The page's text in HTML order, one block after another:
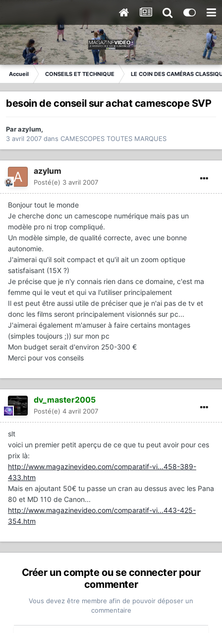
Accueil CONSEILS ET TECHNIQUE LE COIN DES CAMÉRAS
besoin de conseil sur achat camescope SVP
Parazylum,
3 avril 2007 dans CAMESCOPES TOUTES MARQUES
azylum
Posté(e) 3 avril 2007
Bonjour tout le monde
Je cherche donc un camescope numérique mais pas un
modèle pro ni trop compliqué.
Un modèle simple, de qualité correcte, avec une bonne
autonomie.
J'aimerai qu'il soit compact et qu'il ait un zoom optique
satisfaisant (15X ?)
Je précise que je n'y connais rien dans ce domaine, c'est ma
femme qui le veut et qui va l'utiliser principalement
Il est peut être aussi utile de préciser que je n'ai pas de tv et
donc les films seront principalement visionnés sur pc...
J'aimerai également m'amuser à faire certains montages
(simples toujours ;)) sur mon pc
Mon budget serait d'environ 250-300 €
Merci pour vos conseils
dv_master2005
Posté(e) 4 avril 2007
slt
voici un premier petit aperçu de ce que tu peut avoir pour ces
prix là:
http://www.magazinevideo.com/comparatif-vi...458-389-
433.htm
Mais en ajoutant 50€ tu passe un cran au dessus avec les Pana
80 et MD 110 de Canon...
http://www.magazinevideo.com/comparatif-vi...443-425-
354.htm
Créer un compte ou se connecter pour
commenter
Vous devez être membre afin de pouvoir déposer un
commentaire